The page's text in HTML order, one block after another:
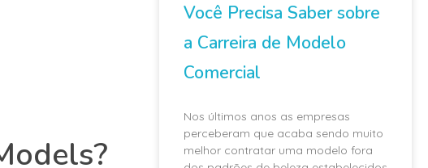
Você Precisa Saber sobre
a Carreira de Modelo
Comercial
Nos últimos anos as empresas
perceberam que acaba sendo muito
melhor contratar uma modelo fora